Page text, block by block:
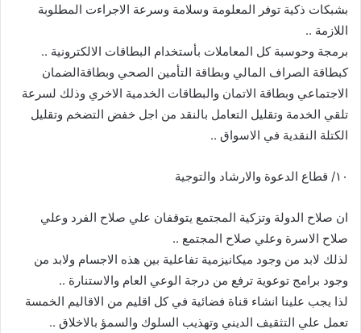
بشبكات ذكية توفر المعلومة وسلامة وسرعة الاجراءت المطلوبة
اللازمة ..
برمجة وحوسبة كل المعاملات بأستخدام البطاقات الالكترونية ..
كبطاقة الصراف المالي وبطاقة التأمين الصحي وبطاقةالضمان
الاجتماعي وبطاقة الاتمان والبطاقات الخدمية الاخري وذلك لسرعة
تلقي الخدمة وتقليل التعامل بالنقد من اجل خفض التضخم وتقليل
الكتلة النقدية في الاسواق ..
١٠/ قطاع الدعوة والارشاد والتوجية
ان صلاح الدولة وتزكية المجتمع يتوقفان علي صلاح الفرد وعلي
صلاح الاسرة وعلي صلاح المجتمع ..
لذلك لابد من وجود ميكانيزمية تفاعلية بين هذه الاجسام ولابد من
وجود برامج توعوية ترفع من درجة الوعي العام والاستنارة ..
لذا يجب علينا انشاء قناة فضائية في كل اقليم من الاقاليم الخمسة
تعمل علي التثقيف الديني وتهذيب السلوك والسمؤ بالاخلاق ..